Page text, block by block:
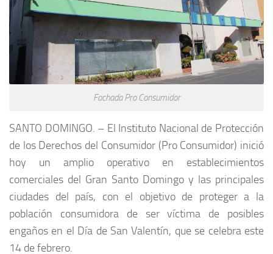
Fachada Pro Consumidor
SANTO DOMINGO. – El Instituto Nacional de Protección
de los Derechos del Consumidor (Pro Consumidor) inició
hoy un amplio operativo en establecimientos
comerciales del Gran Santo Domingo y las principales
ciudades del país, con el objetivo de proteger a la
población consumidora de ser víctima de posibles
engaños en el Día de San Valentín, que se celebra este
14 de febrero.